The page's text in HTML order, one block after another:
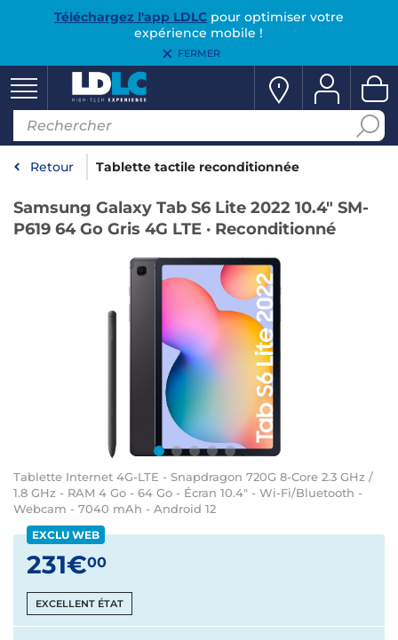
Téléchargez l'app LDLCpour optimiser votre
expérience mobile !
FERMER
Retour Tablette tactile reconditionnée
Samsung Galaxy Tab S6 Lite 2022 10.4" SM-
P619 64 Go Gris 4G LTE · Reconditionné
Tablette Internet 4G-LTE - Snapdragon 720G 8-Core 2.3 GHz /
1.8 GHz - RAM 4 Go - 64 Go - Écran 10.4" - Wi-Fi/Bluetooth -
Webcam - 7040 mAh - Android 12
EXCLU WEB
231€00
EXCELLENT ÉTAT